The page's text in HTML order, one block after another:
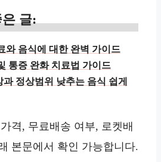
글:
와 음식에 대한 완벽 가이드
통증 완화 치료법 가이드
정상범위 낮추는 음식 쉽게
격, 무료배송 여부, 로켓배
본문에서 확인 가능합니다.